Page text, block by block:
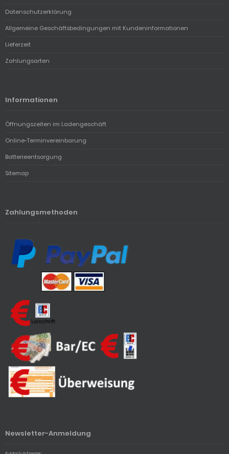
Datenschutzerklärung
Allgemeine Geschäftsbedingungen mit Kundeninformationen
Lieferzeit
Zahlungsarten
Informationen
Öffnungszeiten im Ladengeschäft
Online-Terminvereinbarung
Batterieentsorgung
Sitemap
Zahlungsmethoden
Newsletter-Anmeldung